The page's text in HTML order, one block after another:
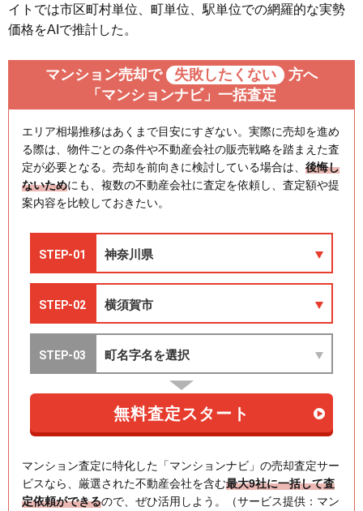
イトでは市区町村単位、町単位、駅単位での網羅的な実勢
価格をAIで推計した。
マンション売却で 失敗したくない
方へ
「マンションナビ」一括査定
エリア相場推移はあくまで目安にすぎない。実際に売却を進め
る際は、物件ごとの条件や不動産会社の販売戦略を踏まえた査
定が必要となる。売却を前向きに検討している場合は、 後悔し
ないためにも、複数の不動産会社に査定を依頼し、査定額や提
案内容を比較しておきたい。
マンション査定に特化した「マンションナビ」の売却査定サー
ビスなら、厳選された不動産会社を含む最大9社に一括して査
定依頼ができるので、ぜひ活用しよう。（サービス提供：マン